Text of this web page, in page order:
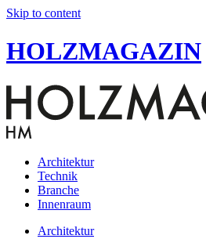
Skip to content
HOLZMAGAZIN
Architektur
Technik
Branche
Innenraum
Architektur